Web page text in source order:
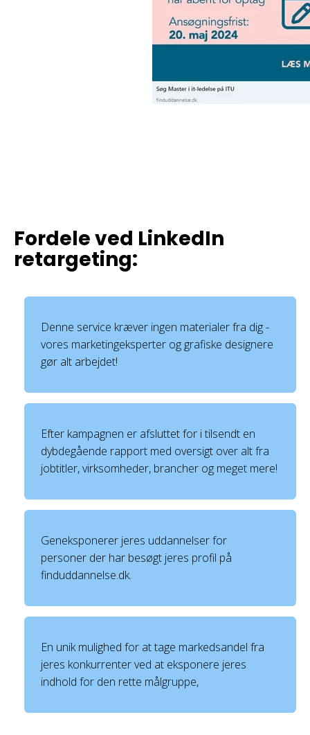
Fordele ved LinkedIn
retargeting:
Denne service kræver ingen materialer fra dig -
vores marketingeksperter og grafiske designere
gør alt arbejdet!
Efter kampagnen er afsluttet for i tilsendt en
dybdegående rapport med oversigt over alt fra
jobtitler, virksomheder, brancher og meget mere!
Geneksponerer jeres uddannelser for
personer der har besøgt jeres profil på
finduddannelse.dk.
En unik mulighed for at tage markedsandel fra
jeres konkurrenter ved at eksponere jeres
indhold for den rette målgruppe,